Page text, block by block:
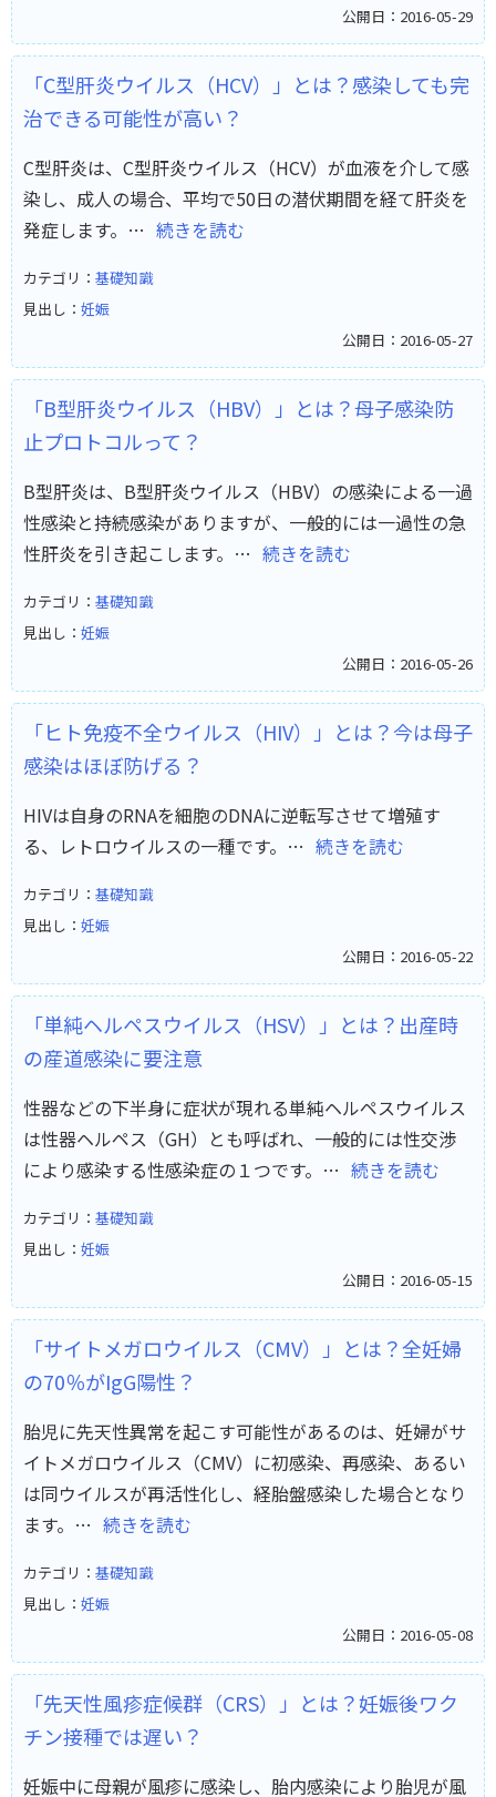
公開日：2016-05-29
「C型肝炎ウイルス（HCV）」とは？感染しても完
治できる可能性が高い？
C型肝炎は、C型肝炎ウイルス（HCV）が血液を介して感
染し、成人の場合、平均で50日の潜伏期間を経て肝炎を
発症します。… 続きを読む
カテゴリ： 基礎知識
見出し： 妊娠
公開日：2016-05-27
「B型肝炎ウイルス（HBV）」とは？母子感染防
止プロトコルって？
B型肝炎は、B型肝炎ウイルス（HBV）の感染による一過
性感染と持続感染がありますが、一般的には一過性の急
性肝炎を引き起こします。… 続きを読む
カテゴリ： 基礎知識
見出し： 妊娠
公開日：2016-05-26
「ヒト免疫不全ウイルス（HIV）」とは？今は母子
感染はほぼ防げる？
HIVは自身のRNAを細胞のDNAに逆転写させて増殖す
る、レトロウイルスの一種です。… 続きを読む
カテゴリ： 基礎知識
見出し： 妊娠
公開日：2016-05-22
「単純ヘルペスウイルス（HSV）」とは？出産時
の産道感染に要注意
性器などの下半身に症状が現れる単純ヘルペスウイルス
は性器ヘルペス（GH）とも呼ばれ、一般的には性交渉
により感染する性感染症の１つです。… 続きを読む
カテゴリ： 基礎知識
見出し： 妊娠
公開日：2016-05-15
「サイトメガロウイルス（CMV）」とは？全妊婦
の70％がIgG陽性？
胎児に先天性異常を起こす可能性があるのは、妊婦がサ
イトメガロウイルス（CMV）に初感染、再感染、あるい
は同ウイルスが再活性化し、経胎盤感染した場合となり
ます。… 続きを読む
カテゴリ： 基礎知識
見出し： 妊娠
公開日：2016-05-08
「先天性風疹症候群（CRS）」とは？妊娠後ワク
チン接種では遅い？
妊娠中に母親が風疹に感染し、胎内感染により胎児が風